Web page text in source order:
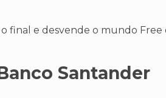
final e desvende o mundo Free
Santander